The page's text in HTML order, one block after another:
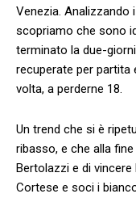
Venezia. Analizzando
scopriamo che sono
terminato la due-
recuperate per partita
volta, a perderne 18.
Un trend che si è
ribasso, e che alla
Bertolazzi e di
Cortese e soci i